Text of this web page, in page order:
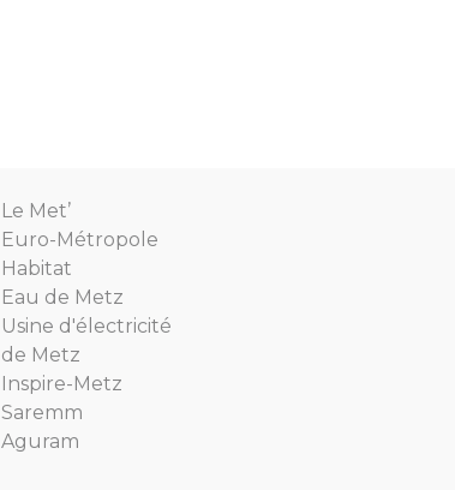
Le Met’
Euro-Métropole
Habitat
Eau de Metz
Usine d'électricité
de Metz
Inspire-Metz
Saremm
Aguram